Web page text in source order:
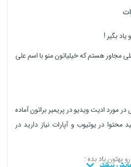
بگیر !
هستم که خیلیاتون منو با اسم علی
مورد ادیت ویدیو در پریمیر براتون آماده
در یوتیوب و آپارات نیاز دارید در
بهتون یاد بده :